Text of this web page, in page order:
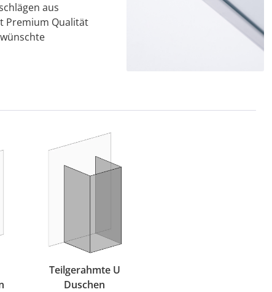
aus
Premium Qualität
Teilgerahmte U
Duschen